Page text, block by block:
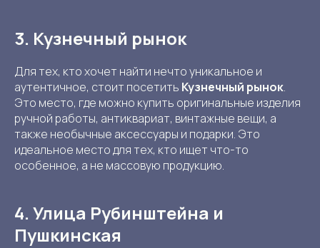
3. Кузнечный рынок
Для тех, кто хочет найти нечто уникальное и
аутентичное, стоит посетить Кузнечный рынок.
Это место, где можно купить оригинальные изделия
ручной работы, антиквариат, винтажные вещи, а
также необычные аксессуары и подарки. Это
идеальное место для тех, кто ищет что-то
особенное, а не массовую продукцию.
4. Улица Рубинштейна и
Пушкинская